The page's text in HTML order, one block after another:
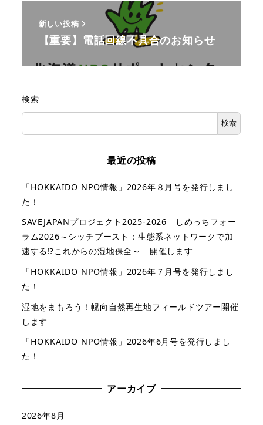
新しい投稿
【重要】電話回線不具合のお知らせ
検索
検索
最近の投稿
「HOKKAIDO NPO情報」2026年８月号を発行しまし
た！
SAVEJAPANプロジェクト2025-2026 しめっちフォー
ラム2026～シッチブースト：生態系ネットワークで加
速する⁉これからの湿地保全～ 開催します
「HOKKAIDO NPO情報」2026年７月号を発行しまし
た！
湿地をまもろう！幌向自然再生地フィールドツアー開催
します
「HOKKAIDO NPO情報」2026年6月号を発行しまし
た！
アーカイブ
2026年8月